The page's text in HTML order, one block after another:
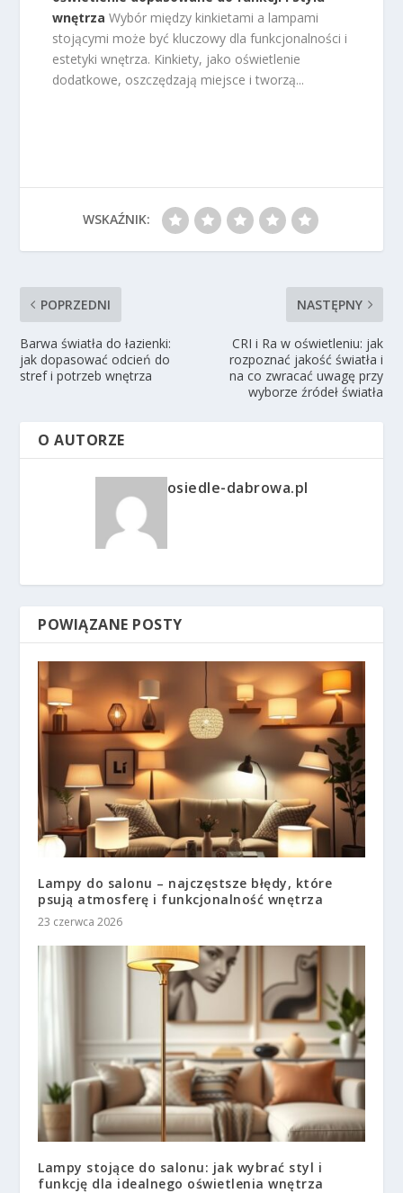
wnętrza Wybór między kinkietami a lampami
stojącymi może być kluczowy dla funkcjonalności i
estetyki wnętrza. Kinkiety, jako oświetlenie
dodatkowe, oszczędzają miejsce i tworzą...
WSKAŹNIK:
POPRZEDNI
Barwa światła do łazienki:
jak dopasować odcień do
stref i potrzeb wnętrza
NASTĘPNY
CRI i Ra w oświetleniu: jak
rozpoznać jakość światła i
na co zwracać uwagę przy
wyborze źródeł światła
O AUTORZE
osiedle-dabrowa.pl
POWIĄZANE POSTY
Lampy do salonu – najczęstsze błędy, które
psują atmosferę i funkcjonalność wnętrza
23 czerwca 2026
Lampy stojące do salonu: jak wybrać styl i
funkcję dla idealnego oświetlenia wnętrza